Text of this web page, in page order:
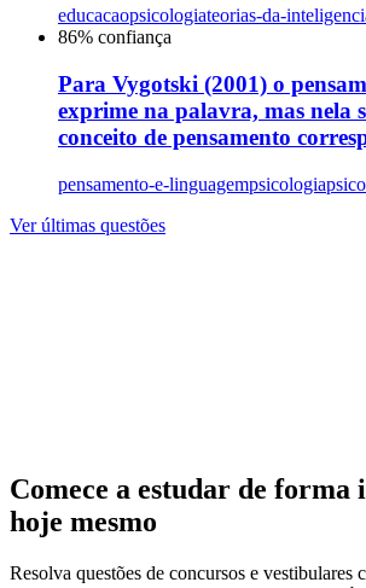
educacaopsicologiateorias-da-
86% confiança
Para Vygotski (2001) o
exprime na palavra, mas nela
conceito de pensamento
pensamento-e-linguagempsicologia
Ver últimas questões
Comece a estudar de forma
hoje mesmo
Resolva questões de concursos e vestibulares